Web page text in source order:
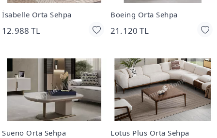
İsabelle Orta Sehpa
12.988 TL
Boeing Orta Sehpa
21.120 TL
Sueno Orta Sehpa Lotus Plus Orta Sehpa